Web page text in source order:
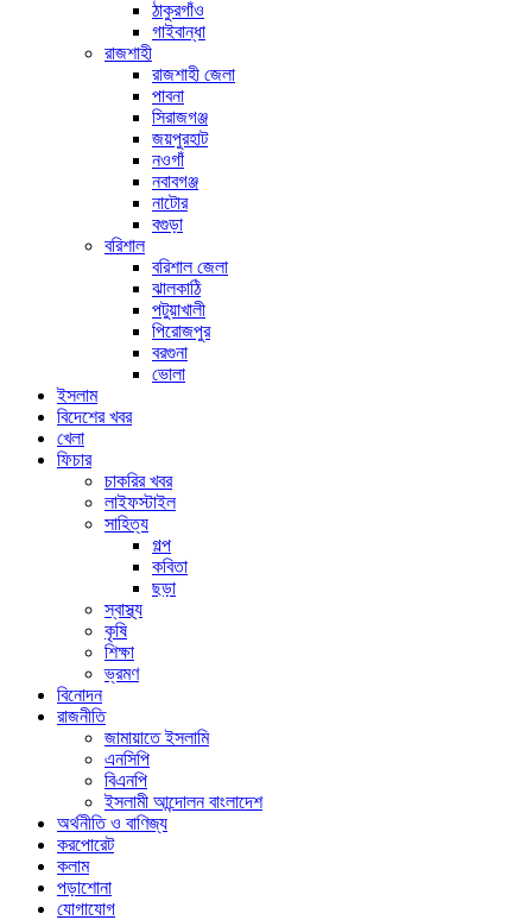
ঠাকুরগাঁও
গাইবান্ধা
রাজশাহী
রাজশাহী জেলা
পাবনা
সিরাজগঞ্জ
জয়পুরহাট
নওগাঁ
নবাবগঞ্জ
নাটোর
বগুড়া
বরিশাল
বরিশাল জেলা
ঝালকাঠি
পটুয়াখালী
পিরোজপুর
বরগুনা
ভোলা
ইসলাম
বিদেশের খবর
খেলা
ফিচার
চাকরির খবর
লাইফস্টাইল
সাহিত্য
গল্প
কবিতা
ছড়া
স্বাস্থ্য
কৃষি
শিক্ষা
ভ্রমণ
বিনোদন
রাজনীতি
জামায়াতে ইসলামি
এনসিপি
বিএনপি
ইসলামী আন্দোলন বাংলাদেশ
অর্থনীতি ও বাণিজ্য
করপোরেট
কলাম
পড়াশোনা
যোগাযোগ